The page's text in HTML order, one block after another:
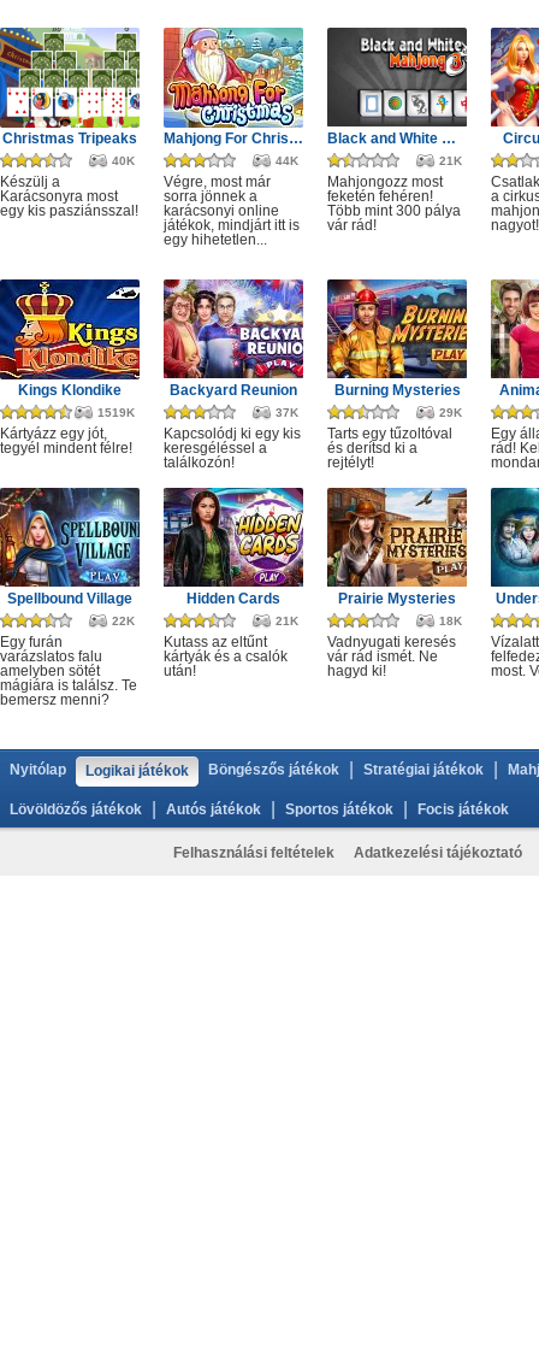
Christmas Tripeaks
40K
Készülj a
Karácsonyra most
egy kis pasziánsszal!
Mahjong For Christmas
44K
Végre, most már
sorra jönnek a
karácsonyi online
játékok, mindjárt itt is
egy hihetetlen...
Black and White Mahjong 3
21K
Mahjongozz most
feketén fehéren!
Több mint 300 pálya
vár rád!
a
nagyot!
Kings Klondike
1519K
Kártyázz egy jót,
tegyél mindent félre!
Backyard Reunion
37K
Kapcsolódj ki egy kis
keresgéléssel a
találkozón!
Burning Mysteries
29K
Tarts egy tűzoltóval
és derítsd ki a
rejtélyt!
Egy
rád!
Spellbound Village
22K
Egy furán
varázslatos falu
amelyben sötét
mágiára is találsz. Te
bemersz menni?
Hidden Cards
21K
Kutass az eltűnt
kártyák és a csalók
után!
Prairie Mysteries
18K
Vadnyugati keresés
vár rád ismét. Ne
hagyd ki!
most.
Nyitólap Logikai játékok Böngészős játékok Stratégiai játékok
Lövöldözős játékok Autós játékok Sportos játékok Focis játékok
Felhasználási feltételek Adatkezelési tájékoztató